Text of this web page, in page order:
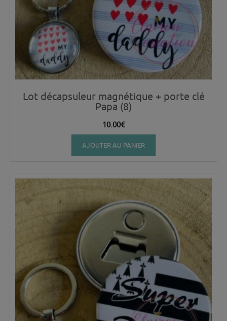
Lot décapsuleur magnétique + porte clé
Papa (8)
10.00€
AJOUTER AU PANIER